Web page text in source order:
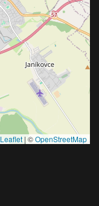
Leaflet | ©OpenStreetMap